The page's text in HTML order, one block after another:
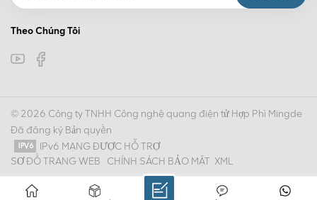
Theo Chúng Tôi
© 2026 Công ty TNHH Công nghệ quang điện tử Hợp Phì Mingde
Đã đăng ký Bản quyền
IPv6 MẠNG ĐƯỢC HỖ TRỢ
SƠ ĐỒ TRANG WEB
CHÍNH SÁCH BẢO MẬT XML